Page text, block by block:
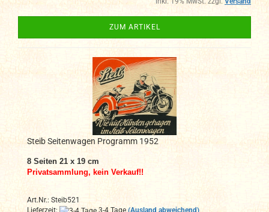
ZUM ARTIKEL
Steib Seitenwagen Programm 1952
8 Seiten 21 x 19 cm
Privatsammlung, kein Verkauf!!
Art.Nr.: Steib521